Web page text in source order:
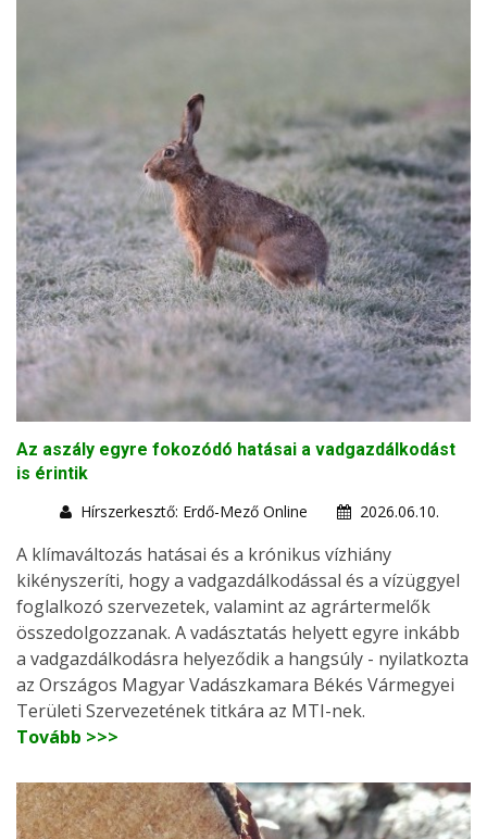
Az aszály egyre fokozódó hatásai a vadgazdálkodást
is érintik
Hírszerkesztő: Erdő-Mező Online
2026.06.10.
A klímaváltozás hatásai és a krónikus vízhiány
kikényszeríti, hogy a vadgazdálkodással és a vízüggyel
foglalkozó szervezetek, valamint az agrártermelők
összedolgozzanak. A vadásztatás helyett egyre inkább
a vadgazdálkodásra helyeződik a hangsúly - nyilatkozta
az Országos Magyar Vadászkamara Békés Vármegyei
Területi Szervezetének titkára az MTI-nek.
Tovább >>>